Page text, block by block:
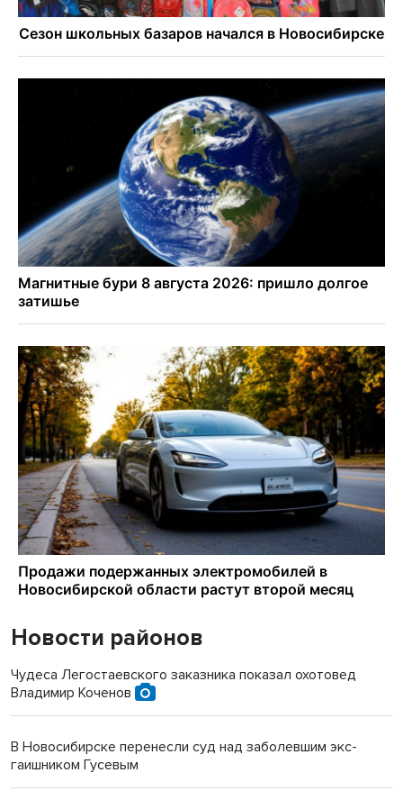
Новости районов
Чудеса Легостаевского заказника показал охотовед
Владимир Коченов
В Новосибирске перенесли суд над заболевшим экс-
гаишником Гусевым